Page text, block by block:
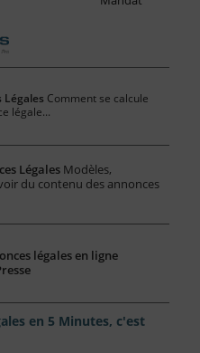
Légales Comment se calcule
légale...
Légales Modèles,
du contenu des annonces
légales en ligne
en 5 Minutes, c'est